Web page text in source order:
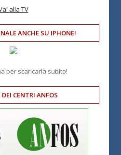
alla TV
ANCHE SU IPHONE!
per scaricarla subito!
CENTRI ANFOS